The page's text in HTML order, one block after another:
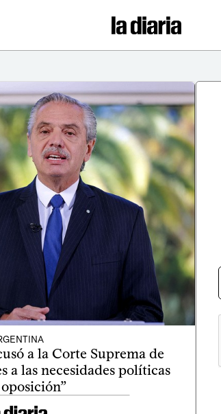
a la Corte Suprema de
a las necesidades políticas